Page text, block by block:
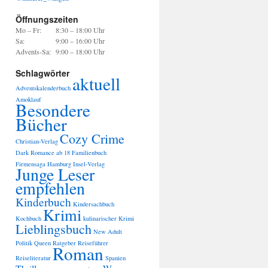
Öffnungszeiten
Mo – Fr:
8:30 – 18:00 Uhr
Sa:
9:00 – 16:00 Uhr
Advents-Sa: 9:00 – 18:00 Uhr
Schlagwörter
Adventskalenderbuch aktuell
Amoklauf
Besondere
Bücher
Christian-Verlag Cozy Crime
Dark Romance ab 18 Familienbuch
Firmensaga Hamburg Insel-Verlag
Junge Leser
empfehlen
Kinderbuch Kindersachbuch
Kochbuch Krimi kulinarischer Krimi
Lieblingsbuch New Adult
Politik Queen Ratgeber Reiseführer
Reiseliteratur Roman Spanien